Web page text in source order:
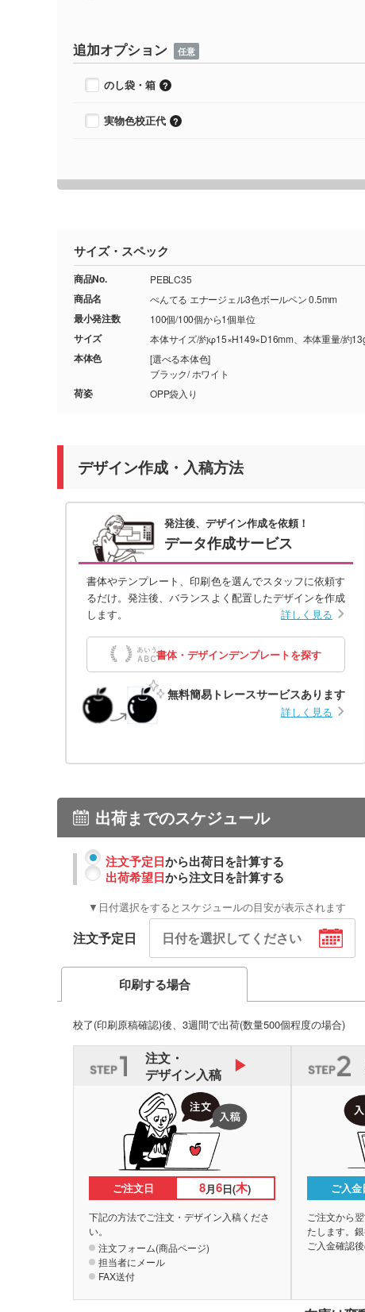
追加オプション 任意
のし袋・箱
実物色校正代
サイズ・スペック
商品No. PEBLC35
商品名 ぺんてる エナージェル3色ボールペン 0.5mm
最小発注数 100個/100個から1個単位
サイズ 本体サイズ/約φ15×H149×D16mm、本体重量/約
本体色
[選べる本体色]
ブラック/ ホワイト
荷姿 OPP袋入り
デザイン作成・入稿方法
発注後、デザイン作成を依頼！
データ作成サービス
書体やテンプレート、印刷色を選んでスタッフに依頼す
るだけ。発注後、バランスよく配置したデザインを作成
します。
詳しく見る
書体・デザインデンプレートを探す
無料簡易トレースサービスあります
詳しく見る
出荷までのスケジュール
注文予定日から出荷日を計算する
出荷希望日から注文日を計算する
▼日付選択をするとスケジュールの目安が表示されます
注文予定日
印刷する場合
校了(印刷原稿確認)後、3週間で出荷(数量500個程度の場合)
注文・
デザイン入稿
ご注文日 8月6日(木)
下記の方法でご注文・デザイン入稿くださ
い。
注文フォーム(商品ページ)
担当者にメール
FAX送付
ご入金
ご注文から
たします。
ご入金確認